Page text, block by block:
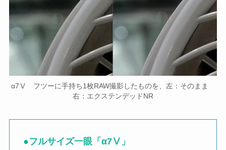
α7Ⅴ フツーに手持ち1枚RAW撮影したものを、左：そのまま
右：エクステンデッドNR
●フルサイズ一眼「α7Ⅴ」